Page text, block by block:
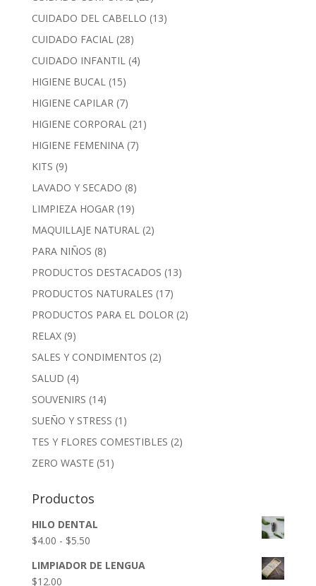
CUIDADO DEL CABELLO (13)
CUIDADO FACIAL (28)
CUIDADO INFANTIL (4)
HIGIENE BUCAL (15)
HIGIENE CAPILAR (7)
HIGIENE CORPORAL (21)
HIGIENE FEMENINA (7)
KITS (9)
LAVADO Y SECADO (8)
LIMPIEZA HOGAR (19)
MAQUILLAJE NATURAL (2)
PARA NIÑOS (8)
PRODUCTOS DESTACADOS (13)
PRODUCTOS NATURALES (17)
PRODUCTOS PARA EL DOLOR (2)
RELAX (9)
SALES Y CONDIMENTOS (2)
SALUD (4)
SOUVENIRS (14)
SUEÑO Y STRESS (1)
TES Y FLORES COMESTIBLES (2)
ZERO WASTE (51)
Productos
HILO DENTAL
$4.00 - $5.50Rango
precios:
LIMPIADOR DE LENGUA
$12.00